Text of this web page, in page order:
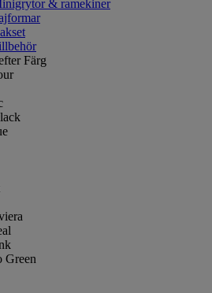
& ramekiner
Färg
Green